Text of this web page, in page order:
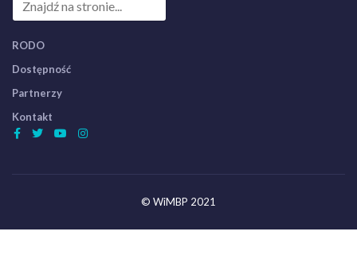
RODO
Dostępność
Partnerzy
Kontakt
© WiMBP 2021